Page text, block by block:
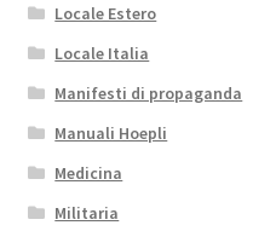
Locale Estero
Locale Italia
Manifesti di propaganda
Manuali Hoepli
Medicina
Militaria